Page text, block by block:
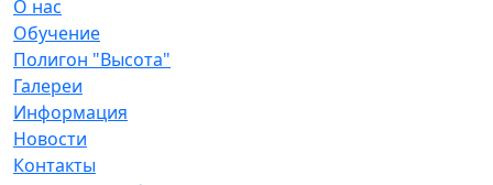
О нас
Обучение
Полигон "Высота"
Галереи
Информация
Новости
Контакты